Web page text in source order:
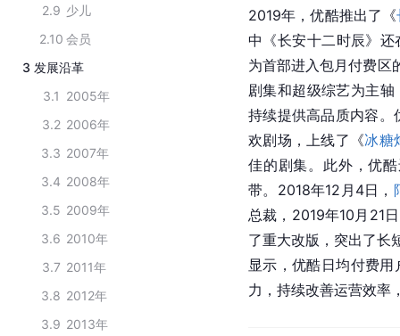
2.9 少儿
2.10 会员
3 发展沿革
3.1 2005年
3.2 2006年
3.3 2007年
3.4 2008年
3.5 2009年
3.6 2010年
3.7 2011年
3.8 2012年
3.9 2013年
2019年，优酷推出了《
中《长安十二时辰》还
为首部进入包月付费区
剧集和超级综艺为主
持续提供高品质内容。
欢剧场，上线了《冰糖
佳的剧集。此外，优
带。2018年12月4日，
总裁，2019年10月21
了重大改版，突出了长
显示，优酷日均付费
力，持续改善运营效率